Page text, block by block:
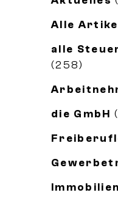
Alle
alle
(258)
die GmbH